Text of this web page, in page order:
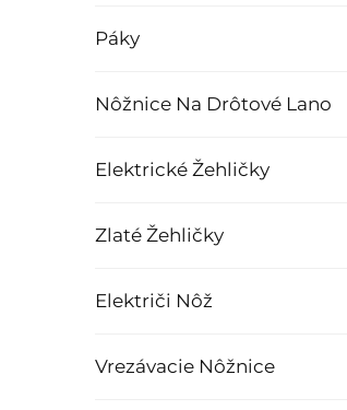
Páky
Nôžnice Na Drôtové Lano
Elektrické Žehličky
Zlaté Žehličky
Električi Nôž
Vrezávacie Nôžnice